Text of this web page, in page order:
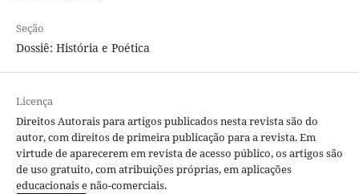
Seção
Dossiê: História e Poética
Licença
Direitos Autorais para artigos publicados nesta revista são do
autor, com direitos de primeira publicação para a revista. Em
virtude de aparecerem em revista de acesso público, os artigos são
de uso gratuito, com atribuições próprias, em aplicações
educacionais e não-comerciais.